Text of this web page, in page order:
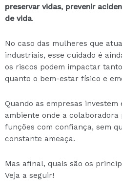
preservar vidas, prevenir
de vida.
No caso das mulheres que
industriais, esse cuidado é
os riscos podem impactar
quanto o bem-estar físico e
Quando as empresas
ambiente onde a colaboradora
funções com confiança, sem
constante ameaça.
Mas afinal, quais são os
Veja a seguir!